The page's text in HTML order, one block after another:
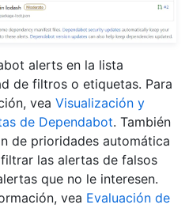
alerts en la lista
de filtros o etiquetas. Para
vea Visualización y
de Dependabot. También
de prioridades automática
las alertas de falsos
que no le interesen.
vea Evaluación de